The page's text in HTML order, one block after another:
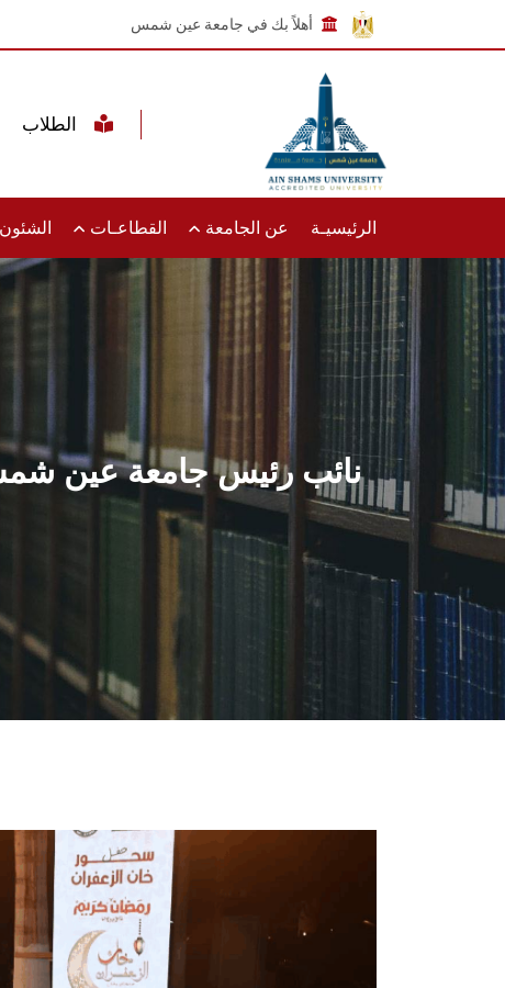
أهلاً بك في جامعة عين شمس
الرئيسيـة عن الجامعة القطاعـات الشئون
نائب رئيس جامعة عين